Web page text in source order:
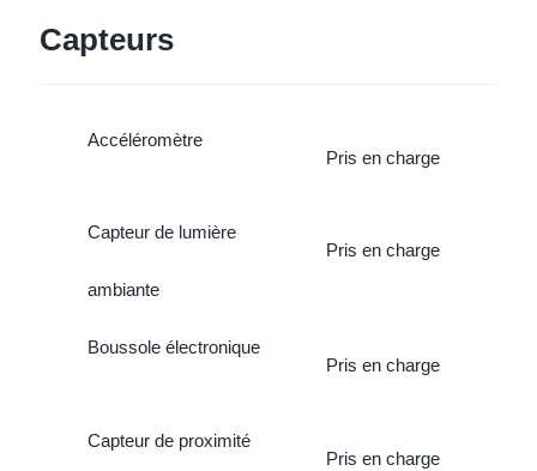
Capteurs
Accéléromètre
Pris en charge
Capteur de lumière
ambiante
Pris en charge
Boussole électronique
Pris en charge
Capteur de proximité
Pris en charge